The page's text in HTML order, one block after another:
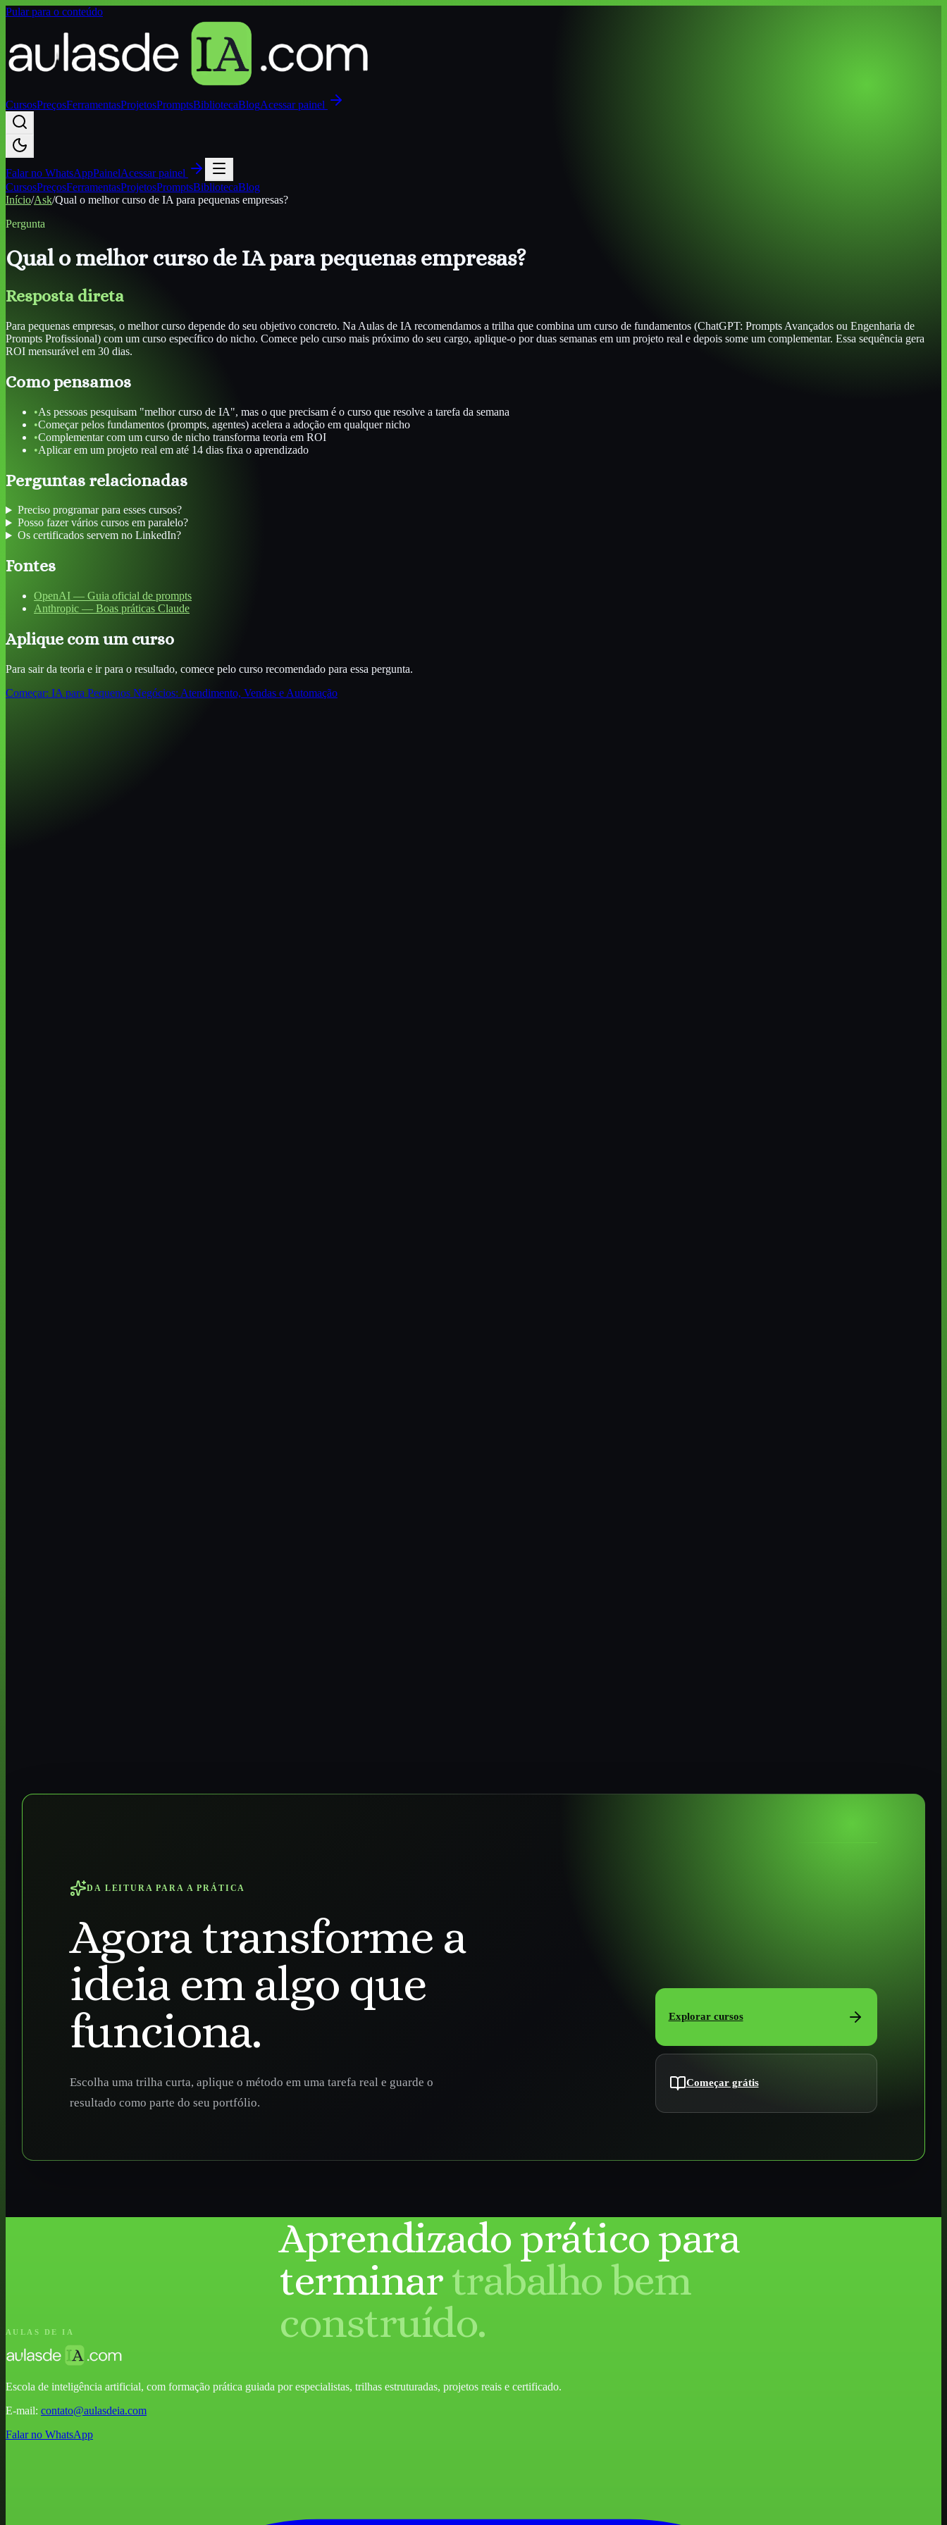
Pular para o conteúdo
CursosPreçosFerramentasProjetosPromptsBibliotecaBlogAcessar painel
Falar no WhatsAppPainelAcessar painel
CursosPreçosFerramentasProjetosPromptsBibliotecaBlog
Início/Ask/Qual o melhor curso de IA para pequenas empresas?
Pergunta
Qual o melhor curso de IA para pequenas empresas?
Resposta direta
Para pequenas empresas, o melhor curso depende do seu objetivo concreto. Na Aulas de IA recomendamos a trilha que combina um curso de fundamentos (ChatGPT: Prompts Avançados ou Engenharia de
Prompts Profissional) com um curso específico do nicho. Comece pelo curso mais próximo do seu cargo, aplique-o por duas semanas em um projeto real e depois some um complementar. Essa sequência gera
ROI mensurável em 30 dias.
Como pensamos
•As pessoas pesquisam "melhor curso de IA", mas o que precisam é o curso que resolve a tarefa da semana
•Começar pelos fundamentos (prompts, agentes) acelera a adoção em qualquer nicho
•Complementar com um curso de nicho transforma teoria em ROI
•Aplicar em um projeto real em até 14 dias fixa o aprendizado
Perguntas relacionadas
Preciso programar para esses cursos?
Posso fazer vários cursos em paralelo?
Os certificados servem no LinkedIn?
Fontes
OpenAI — Guia oficial de prompts
Anthropic — Boas práticas Claude
Aplique com um curso
Para sair da teoria e ir para o resultado, comece pelo curso recomendado para essa pergunta.
Começar: IA para Pequenos Negócios: Atendimento, Vendas e Automação
DA LEITURA PARA A PRÁTICA
Agora transforme a
ideia em algo que
funciona.
Escolha uma trilha curta, aplique o método em uma tarefa real e guarde o
resultado como parte do seu portfólio.
Explorar cursos
Começar grátis
AULAS DE IA
Aprendizado prático para
terminartrabalho bem
construído.
Escola de inteligência artificial, com formação prática guiada por especialistas, trilhas estruturadas, projetos reais e certificado.
E-mail: contato@aulasdeia.com
Falar no WhatsApp